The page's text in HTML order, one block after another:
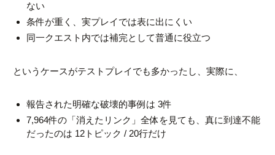
ない
条件が重く、実プレイでは表に出にくい
同一クエスト内では補完として普通に役立つ
というケースがテストプレイでも多かったし、実際に、
報告された明確な破壊的事例は 3件
7,964件の「消えたリンク」全体を見ても、真に到達不能
だったのは 12トピック / 20行だけ